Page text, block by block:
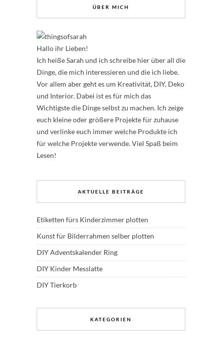
ÜBER MICH
Hallo ihr Lieben!
Ich heiße Sarah und ich schreibe hier über all die
Dinge, die mich interessieren und die ich liebe.
Vor allem aber geht es um Kreativität, DIY, Deko
und Interior. Dabei ist es für mich das
Wichtigste die Dinge selbst zu machen. Ich zeige
euch kleine oder größere Projekte für zuhause
und verlinke euch immer welche Produkte ich
für welche Projekte verwende. Viel Spaß beim
Lesen!
AKTUELLE BEITRÄGE
Etiketten fürs Kinderzimmer plotten
Kunst für Bilderrahmen selber plotten
DIY Adventskalender Ring
DIY Kinder Messlatte
DIY Tierkorb
KATEGORIEN